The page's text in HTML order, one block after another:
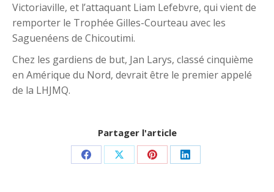
Victoriaville, et l’attaquant Liam Lefebvre, qui vient de
remporter le Trophée Gilles-Courteau avec les
Saguenéens de Chicoutimi.
Chez les gardiens de but, Jan Larys, classé cinquième
en Amérique du Nord, devrait être le premier appelé
de la LHJMQ.
Partager l'article
Share Share Share Share